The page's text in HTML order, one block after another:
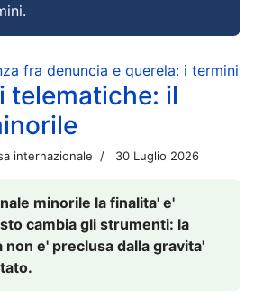
fra denuncia e querela: i termini
telematiche: il
internazionale 30 Luglio 2026
minorile la finalita' e'
cambia gli strumenti: la
non e' preclusa dalla gravita'